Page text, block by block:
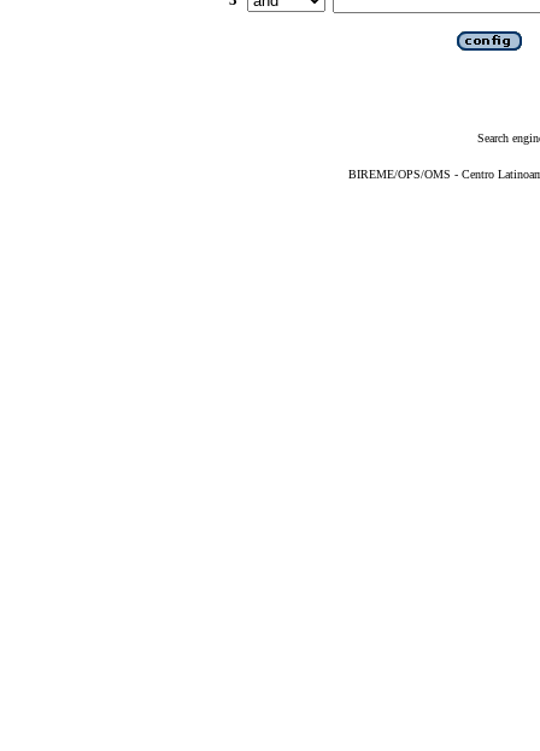
Search
BIREME/OPS/OMS - Centro